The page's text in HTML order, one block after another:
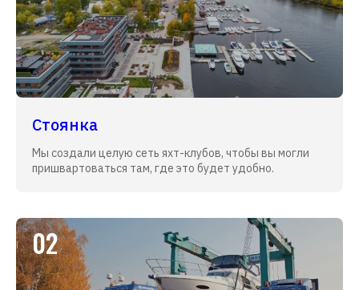
Стоянка
Мы создали целую сеть яхт-клубов, чтобы вы могли
пришвартоваться там, где это будет удобно.
02